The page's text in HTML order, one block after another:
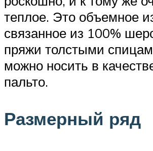
теплое. Это объемное
связанное из 100%
пряжи толстыми
можно носить в
пальто.
Размерный ряд